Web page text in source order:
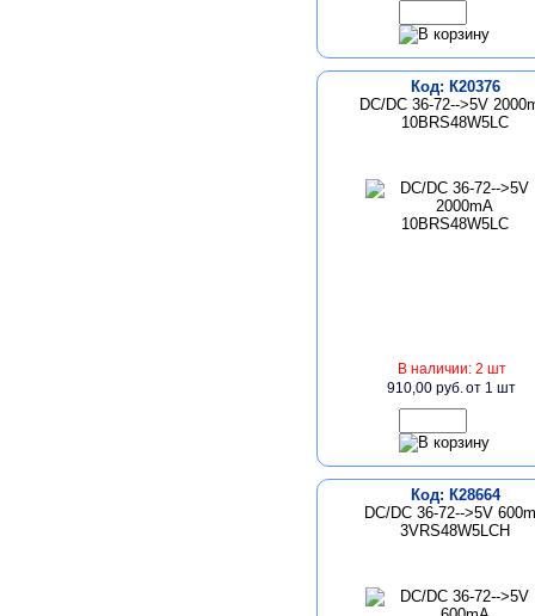
Код: К20376
DC/DC 36-72-->5V
10BRS48W5LC
В наличии: 2 шт
910,00 руб.от 1 шт
Код: К28664
DC/DC 36-72-->5V
3VRS48W5LCH